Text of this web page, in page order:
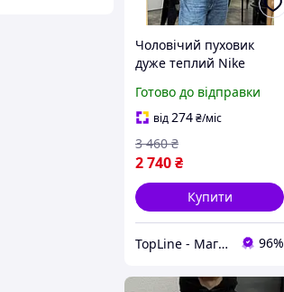
Чоловічий пуховик
дуже теплий Nike
зимова з капюшоном
Найк бежева, Куртки
короткий модний
Готово до відправки
від 274₴/міс
2 740₴
3 460 ₴
Купити
TopLine - Магазин крутих товарів 96%